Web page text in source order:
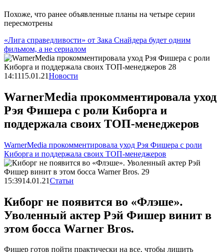
Похоже, что ранее объявленные планы на четыре серии
пересмотрены
«Лига справедливости» от Зака Снайдера будет одним
фильмом, а не сериалом
14:1115.01.21Новости
WarnerMedia прокомментировала уход
Рэя Фишера с роли Киборга и
поддержала своих ТОП-менеджеров
WarnerMedia прокомментировала уход Рэя Фишера с роли
Киборга и поддержала своих ТОП-менеджеров
15:3914.01.21Статьи
Киборг не появится во «Флэше».
Уволенный актер Рэй Фишер винит в
этом босса Warner Bros.
Фишер готов пойти практически на все, чтобы лишить